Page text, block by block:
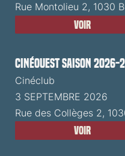
Rue Montolieu 2, 1030
Voir
CinéOuest Saison 2026-
Cinéclub
3 SEPTEMBRE 2026
Rue des Collèges 2,
Voir